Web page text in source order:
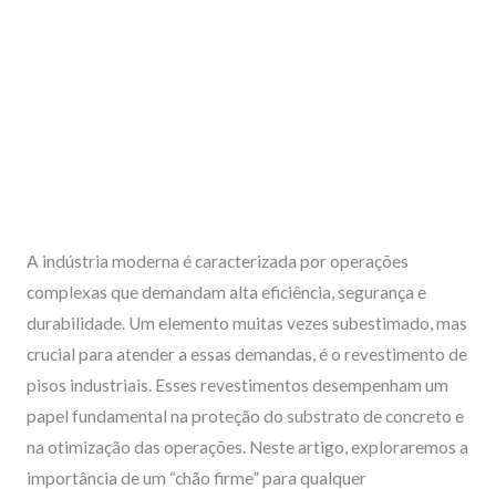
A indústria moderna é caracterizada por operações
complexas que demandam alta eficiência, segurança e
durabilidade. Um elemento muitas vezes subestimado, mas
crucial para atender a essas demandas, é o revestimento de
pisos industriais. Esses revestimentos desempenham um
papel fundamental na proteção do substrato de concreto e
na otimização das operações. Neste artigo, exploraremos a
importância de um “chão firme” para qualquer